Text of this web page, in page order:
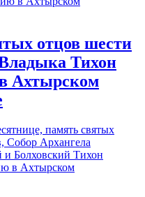
отцов шести
Тихон
Ахтырском
память святых
Собор Архангела
и Болховский Тихон
в Ахтырском